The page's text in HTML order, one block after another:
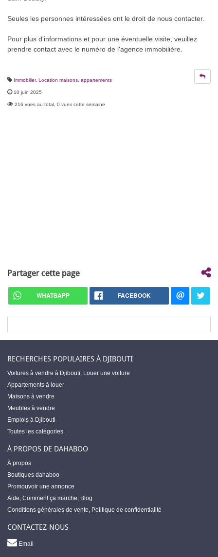
Seules les personnes intéressées ont le droit de nous contacter.
Pour plus d'informations et pour une éventuelle visite, veuillez
prendre contact avec le numéro de l'agence immobilière.
Immobilier, Location maisons, appartements
10 juin 2025
216 vues au total, 0 vues cette semaine
Partager cette page
WHATSAPP FACEBOOK
RECHERCHES POPULAIRES À DJIBOUTI
Voitures à vendre à Djibouti, Louer une voiture
Appartements à louer
Maisons à vendre
Meubles à vendre
Emplois à Djibouti
Toutes les catégories
À PROPOS DE DAHABOO
À propos
Boutiques dahaboo
Promouvoir une annonce
Aide, Comment ça marche, Blog
Conditions générales de vente, Politique de confidentialité
CONTACTEZ-NOUS
Email